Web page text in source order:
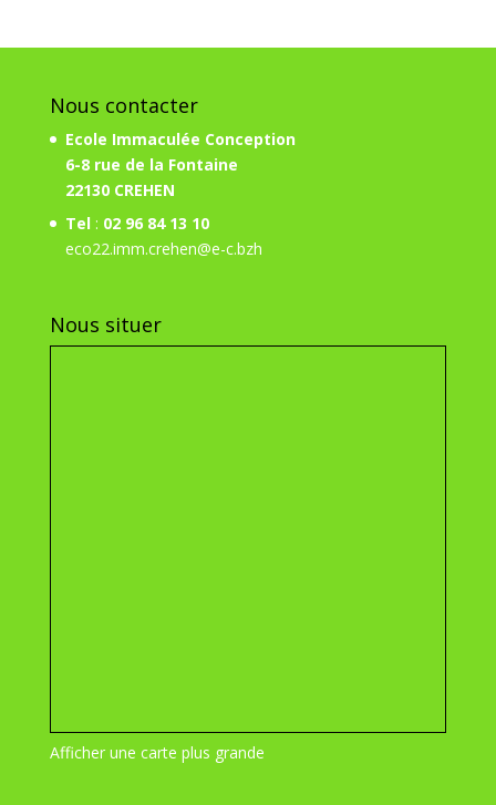
Nous contacter
Ecole Immaculée Conception
6-8 rue de la Fontaine
22130 CREHEN
Tel: 02 96 84 13 10
eco22.imm.crehen@e-c.bzh
Nous situer
Afficher une carte plus grande